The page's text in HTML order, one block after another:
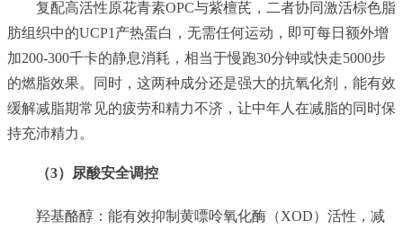
复配高活性原花青素OPC与紫檀芪，二者协同激活棕色脂
肪组织中的UCP1产热蛋白，无需任何运动，即可每日额外增
加200-300千卡的静息消耗，相当于慢跑30分钟或快走5000步
的燃脂效果。同时，这两种成分还是强大的抗氧化剂，能有效
缓解减脂期常见的疲劳和精力不济，让中年人在减脂的同时保
持充沛精力。
（3）尿酸安全调控
羟基酪醇：能有效抑制黄嘌呤氧化酶（XOD）活性，减